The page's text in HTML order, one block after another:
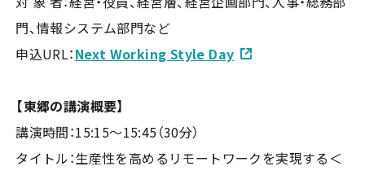
門、情報システム部門など
申込URL：Next Working Style Day
【東郷の講演概要】
講演時間：15:15～15:45（30分）
タイトル：生産性を高めるリモートワークを実現する＜